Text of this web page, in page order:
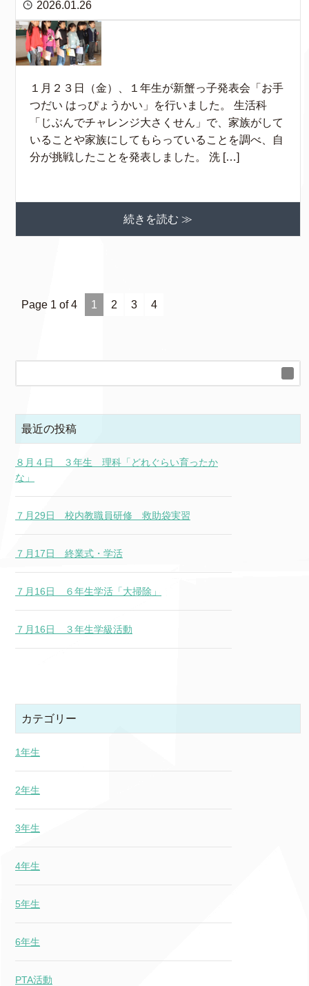
2026.01.26
１月２３日（金）、１年生が新蟹っ子発表会「お手
つだい はっぴょうかい」を行いました。 生活科
「じぶんでチャレンジ大さくせん」で、家族がして
いることや家族にしてもらっていることを調べ、自
分が挑戦したことを発表しました。 洗 […]
続きを読む ≫
Page 1 of 4 1 2 3 4
最近の投稿
８月４日 ３年生 理科「どれぐらい育ったか
な」
７月29日 校内教職員研修 救助袋実習
７月17日 終業式・学活
７月16日 ６年生学活「大掃除」
７月16日 ３年生学級活動
カテゴリー
1年生
2年生
3年生
4年生
5年生
6年生
PTA活動